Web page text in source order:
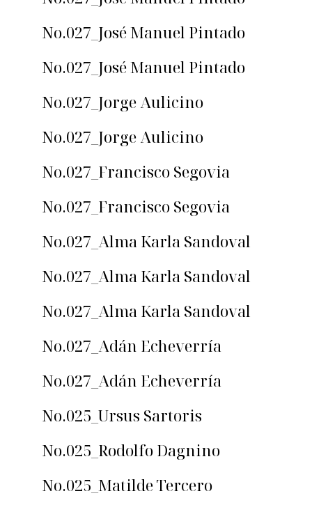
No.027_José Manuel Pintado
No.027_José Manuel Pintado
No.027_Jorge Aulicino
No.027_Jorge Aulicino
No.027_Francisco Segovia
No.027_Francisco Segovia
No.027_Alma Karla Sandoval
No.027_Alma Karla Sandoval
No.027_Alma Karla Sandoval
No.027_Adán Echeverría
No.027_Adán Echeverría
No.025_Ursus Sartoris
No.025_Rodolfo Dagnino
No.025_Matilde Tercero